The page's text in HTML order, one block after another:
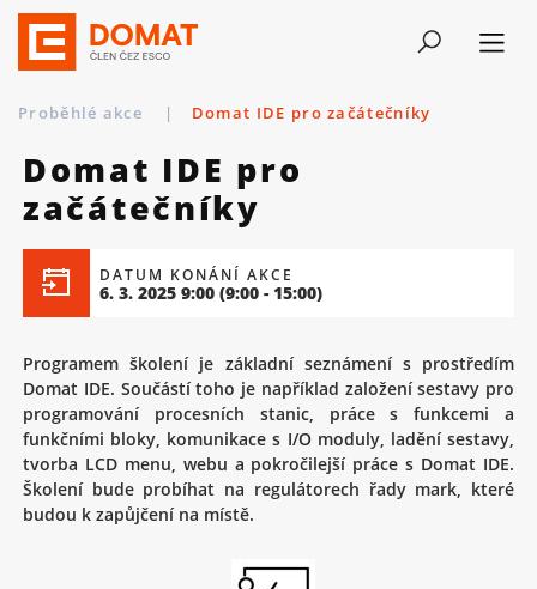
Proběhlé akce | Domat IDE pro začátečníky
Domat IDE pro
začátečníky
DATUM KONÁNÍ AKCE
6. 3. 2025 9:00 (9:00 - 15:00)
Programem školení je základní seznámení s prostředím
Domat IDE. Součástí toho je například založení sestavy pro
programování procesních stanic, práce s funkcemi a
funkčními bloky, komunikace s I/O moduly, ladění sestavy,
tvorba LCD menu, webu a pokročilejší práce s Domat IDE.
Školení bude probíhat na regulátorech řady mark, které
budou k zapůjčení na místě.